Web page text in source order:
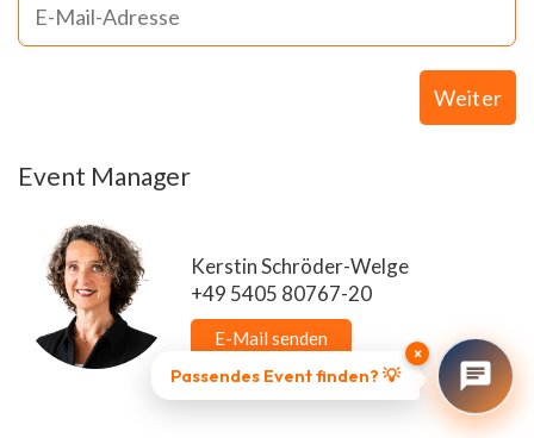
Weiter
Event Manager
Kerstin Schröder-Welge
+49 5405 80767-20
E-Mail senden
×
Passendes Event finden? 💡